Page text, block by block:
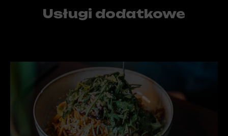
Usługi dodatkowe